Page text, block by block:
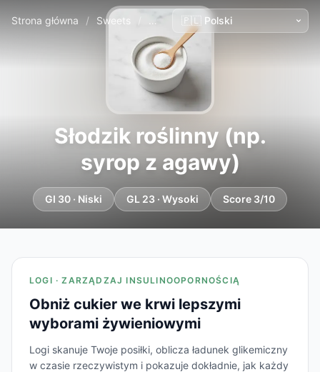
Strona główna / Sweets Słodzik roślinny (np. syrop z agawy)
Słodzik roślinny (np.
syrop z agawy)
GI 30 · Niski GL 23 · Wysoki Score 3/10
LOGI · ZARZĄDZAJ INSULINOOPORNOŚCIĄ
Obniż cukier we krwi lepszymi
wyborami żywieniowymi
Logi skanuje Twoje posiłki, oblicza ładunek glikemiczny
w czasie rzeczywistym i pokazuje dokładnie, jak każdy